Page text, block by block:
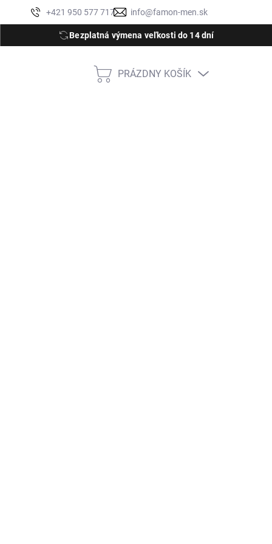
+421 950 577 717 info@famon-men.sk
Moja objednávka
Bezplatná výmena veľkosti do 14 dní
NÁKUPNÝ
PRÁZDNY KOŠÍK